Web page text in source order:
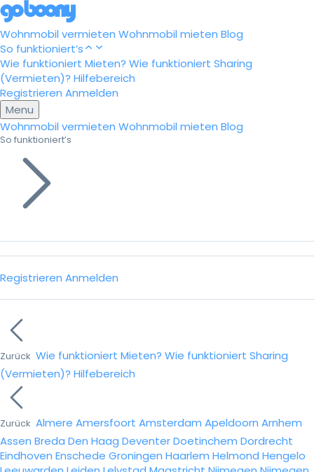
Wohnmobil vermieten Wohnmobil mieten Blog
So funktioniert’s
Wie funktioniert Mieten? Wie funktioniert Sharing
(Vermieten)? Hilfebereich
Registrieren Anmelden
Menu
Wohnmobil vermieten Wohnmobil mieten Blog
So funktioniert’s
Registrieren Anmelden
Zurück Wie funktioniert Mieten? Wie funktioniert Sharing
(Vermieten)? Hilfebereich
Zurück Almere Amersfoort Amsterdam Apeldoorn Arnhem
Assen Breda Den Haag DeventerDoetinchem Dordrecht
Eindhoven Enschede Groningen Haarlem Helmond Hengelo